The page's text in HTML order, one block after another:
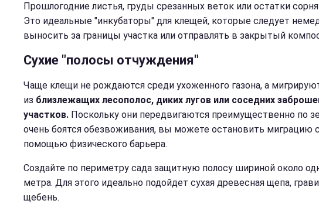
Прошлогодние листья, груды срезанных веток или остатки
Это идеальные "инкубаторы" для клещей, которые следует
выносить за границы участка или отправлять в закрытый
Сухие "полосы отчуждения"
Чаще клещи не рождаются среди ухоженного газона, а
из близлежащих лесополос, диких лугов или соседних
участков. Поскольку они передвигаются преимущественно по
очень боятся обезвоживания, вы можете остановить миграцию с
помощью физического барьера.
Создайте по периметру сада защитную полосу шириной около
метра. Для этого идеально подойдет сухая древесная щепа,
щебень.